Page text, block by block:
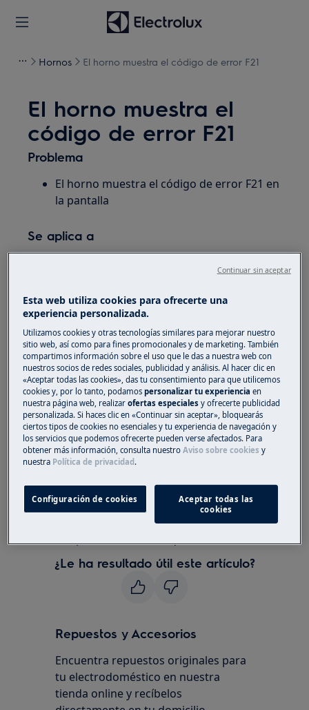
Hornos El horno muestra el código de error F21
El horno muestra el
código de error F21
Problema
El horno muestra el código de error F21 en
la pantalla
Se aplica a
Solución
Apague y vuelva a encender el panel de
control.
Póngase en contacto con un centro de
servicio autorizado.Si la sugerencia
anterior no resolvió el problema, le
recomendamos que solicite una visita de
un tecnico de servicio
Porque
el código de error E21 indica una
¿Le ha resultado útil este artículo?
Repuestos y Accesorios
Encuentra repuestos originales para
tu electrodoméstico en nuestra
tienda online y recíbelos
Esta web utiliza cookies para ofrecerte una
experiencia personalizada.
Utilizamos cookies y otras tecnologías similares para mejorar nuestro
sitio web, así como para fines promocionales y de marketing. También
compartimos información sobre el uso que le das a nuestra web con
nuestros socios de redes sociales, publicidad y análisis. Al hacer clic en
«Aceptar todas las cookies», das tu consentimiento para que utilicemos
cookies y, por lo tanto, podamospersonalizar tu experienciaen
nuestra página web, realizarofertas especiales y ofrecerte publicidad
personalizada. Si haces clic en «Continuar sin aceptar», bloquearás
ciertos tipos de cookies no esenciales y tu experiencia de navegación y
los servicios que podemos ofrecerte pueden verse afectados. Para
obtener más información, consulta nuestroAviso sobre cookies y
nuestra Política de privacidad.
Configuración de cookies
Aceptar todas las
cookies
Continuar sin aceptar